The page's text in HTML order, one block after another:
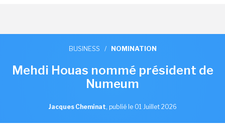
BUSINESS / NOMINATION
Mehdi Houas nommé président de
Numeum
Jacques Cheminat, publié le 01 Juillet 2026